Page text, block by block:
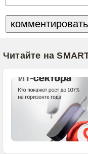
Читайте на